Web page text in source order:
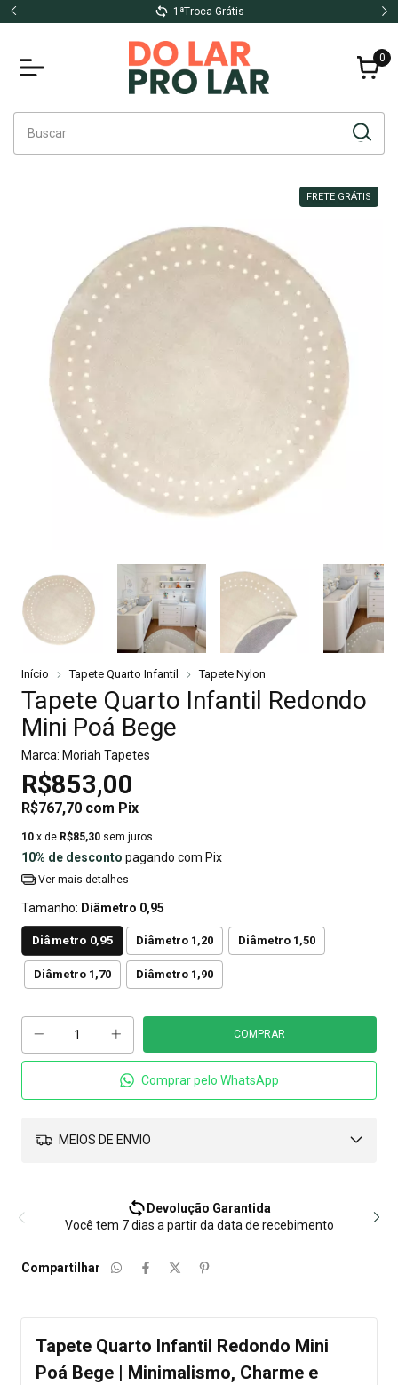
1ªTroca Grátis
0
FRETE GRÁTIS
Início Tapete Quarto Infantil Tapete Nylon
Tapete Quarto Infantil Redondo
Mini Poá Bege
Marca: Moriah Tapetes
R$853,00
R$767,70 com Pix
10 x de R$85,30 sem juros
10% de desconto pagando com Pix
Ver mais detalhes
Tamanho: Diâmetro 0,95
Diâmetro 0,95 Diâmetro 1,20 Diâmetro 1,50
Diâmetro 1,70 Diâmetro 1,90
Comprar pelo WhatsApp
MEIOS DE ENVIO
Devolução Garantida
Você tem 7 dias a partir da data de recebimento
Compartilhar
Tapete Quarto Infantil Redondo Mini
Poá Bege | Minimalismo, Charme e